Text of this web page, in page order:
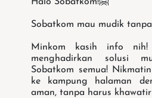
Sobatkom mau mudik
Minkom kasih info nih!
menghadirkan solusi
Sobatkom semua!
ke kampung halaman
aman, tanpa harus